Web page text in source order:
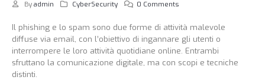
By admin CyberSecurity 0 Comments
Il phishing e lo spam sono due forme di attività malevole
diffuse via email, con l’obiettivo di ingannare gli utenti o
interrompere le loro attività quotidiane online. Entrambi
sfruttano la comunicazione digitale, ma con scopi e tecniche
distinti.